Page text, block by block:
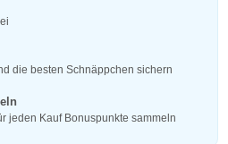
die besten Schnäppchen sichern
jeden Kauf Bonuspunkte sammeln